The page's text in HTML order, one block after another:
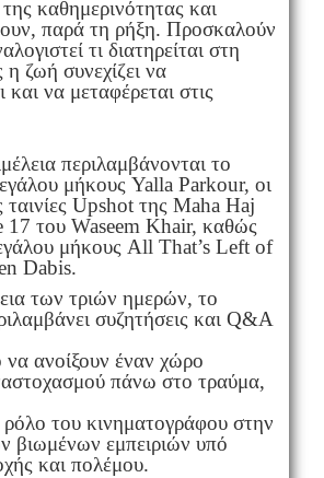
καθημερινότητας και
παρά τη ρήξη. Προσκαλούν
τι διατηρείται στη
ζωή συνεχίζει να
να μεταφέρεται στις
περιλαμβάνονται το
μήκους Yalla Parkour, οι
ταινίες Upshot της Maha Haj
17 του Waseem Khair, καθώς
μήκους All That’s Left of
Dabis.
των τριών ημερών, το
συζητήσεις και Q&A
να ανοίξουν έναν χώρο
πάνω στο τραύμα,
του κινηματογράφου στην
βιωμένων εμπειριών υπό
και πολέμου.